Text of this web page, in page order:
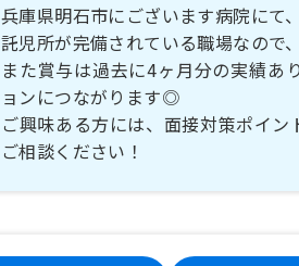
兵庫県明石市にございます病院にて
託児所が完備されている職場なの
また賞与は過去に4ヶ月分の実績あ
ョンにつながります◎
ご興味ある方には、面接対策ポイ
ご相談ください！